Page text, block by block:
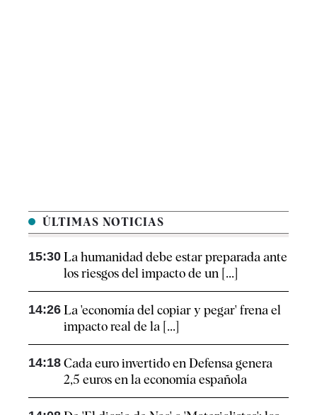
ÚLTIMAS NOTICIAS
15:30 La humanidad debe estar preparada ante
los riesgos del impacto de un [...]
14:26 La 'economía del copiar y pegar' frena el
impacto real de la [...]
14:18 Cada euro invertido en Defensa genera
2,5 euros en la economía española